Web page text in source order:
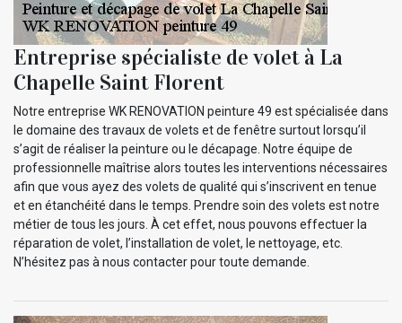
Entreprise spécialiste de volet à La
Chapelle Saint Florent
Notre entreprise WK RENOVATION peinture 49 est spécialisée dans
le domaine des travaux de volets et de fenêtre surtout lorsqu’il
s’agit de réaliser la peinture ou le décapage. Notre équipe de
professionnelle maîtrise alors toutes les interventions nécessaires
afin que vous ayez des volets de qualité qui s’inscrivent en tenue
et en étanchéité dans le temps. Prendre soin des volets est notre
métier de tous les jours. À cet effet, nous pouvons effectuer la
réparation de volet, l’installation de volet, le nettoyage, etc.
N’hésitez pas à nous contacter pour toute demande.